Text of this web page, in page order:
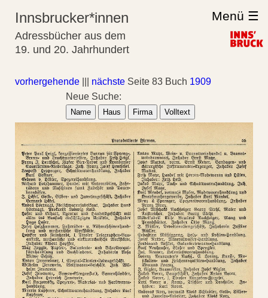
Innsbrucker*innen
Adressbücher aus dem
19. und 20. Jahrhundert
Menü ☰
vorhergehende nächste Seite 83 Buch 1909
Neue Suche:
Name Haus Firma Volltext